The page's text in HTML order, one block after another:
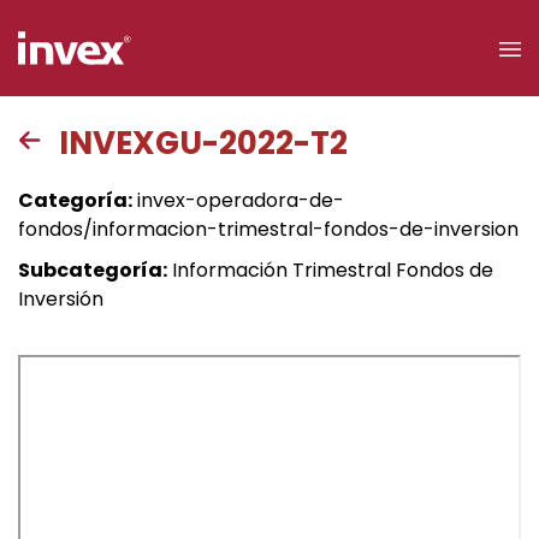
Acceso a
clientes
Buscar
INVEXGU-2022-T2
Categoría:invex-operadora-de-
fondos/informacion-trimestral-fondos-de-inversion
Subcategoría: Información Trimestral Fondos de
Inversión